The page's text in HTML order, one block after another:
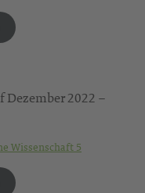
Dezember 2022 –
Wissenschaft 5